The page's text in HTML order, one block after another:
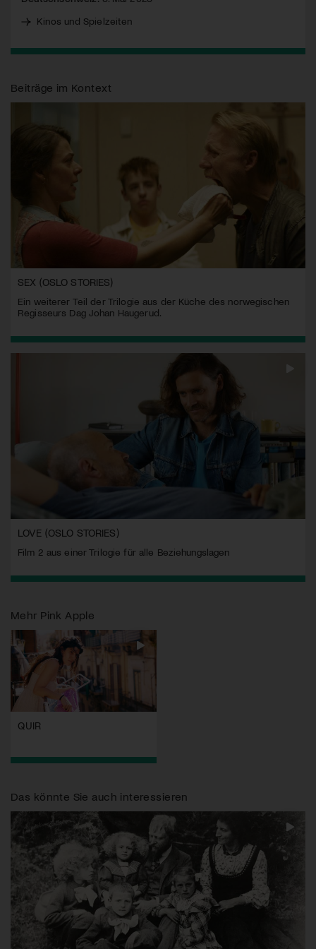
Kinos und Spielzeiten
Beiträge im Kontext
SEX (OSLO STORIES)
Ein weiterer Teil der Trilogie aus der Küche des norwegischen
Regisseurs Dag Johan Haugerud.
LOVE (OSLO STORIES)
Film 2 aus einer Trilogie für alle Beziehungslagen
Mehr Pink Apple
QUIR
Das könnte Sie auch interessieren